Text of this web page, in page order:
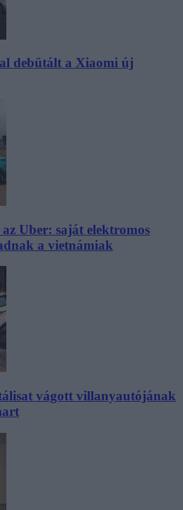
debütált a Xiaomi új
Uber: saját elektromos
a vietnámiak
vágott villanyautójának